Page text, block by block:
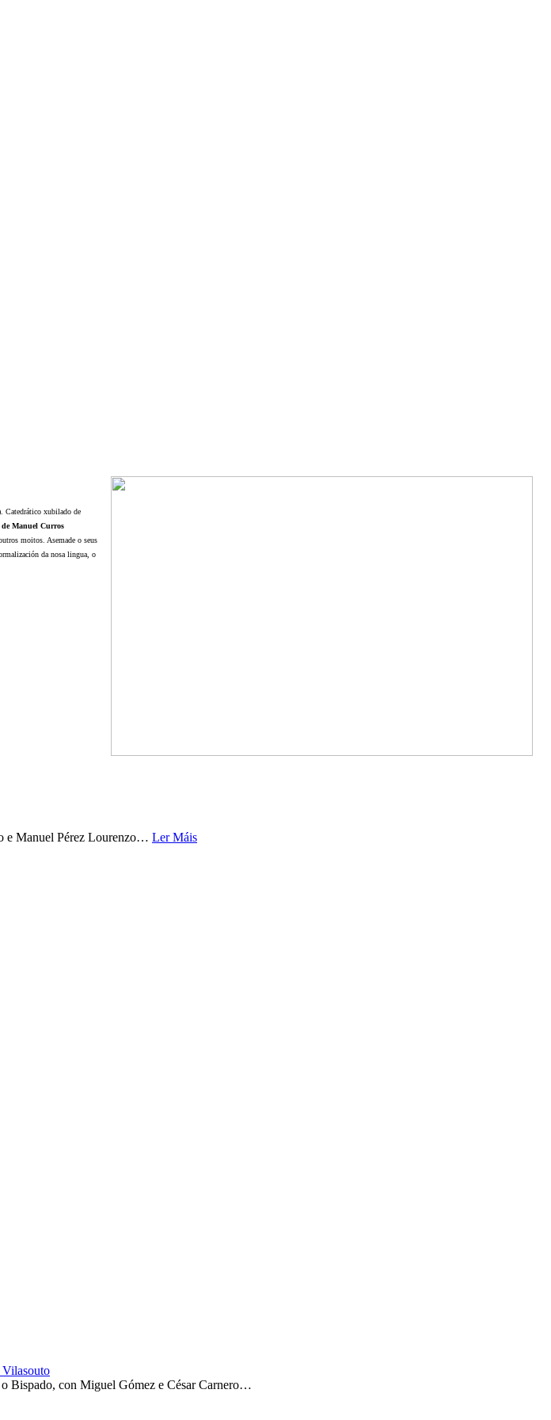
Catedrático xubilado de
de Manuel Curros
moitos. Asemade o seus
da nosa lingua, o
e Manuel Pérez Lourenzo… Ler Máis
Vilasouto
Bispado, con Miguel Gómez e César Carnero…